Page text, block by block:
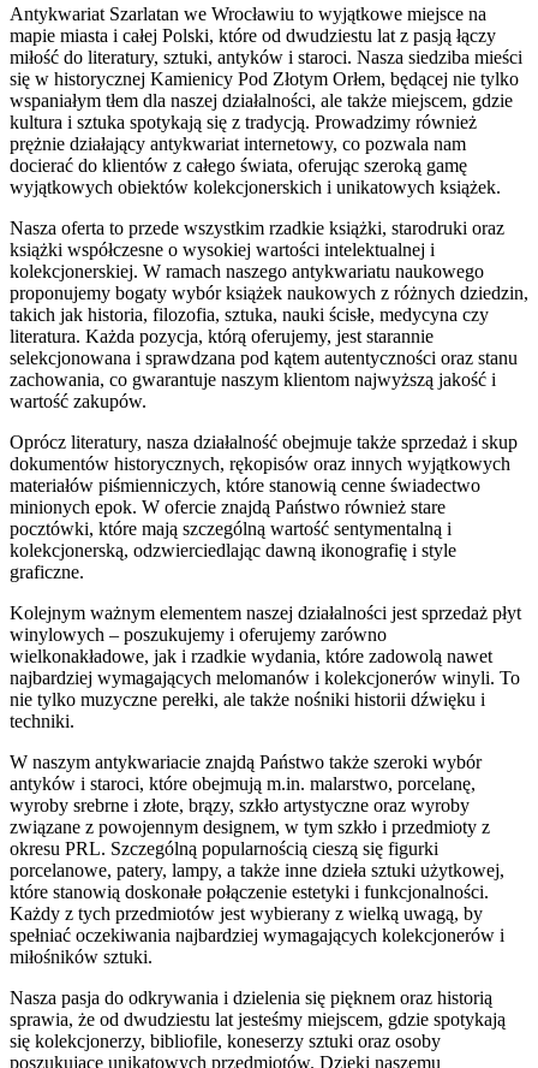
Antykwariat Szarlatan we Wrocławiu to wyjątkowe miejsce na
mapie miasta i całej Polski, które od dwudziestu lat z pasją łączy
miłość do literatury, sztuki, antyków i staroci. Nasza siedziba mieści
się w historycznej Kamienicy Pod Złotym Orłem, będącej nie tylko
wspaniałym tłem dla naszej działalności, ale także miejscem, gdzie
kultura i sztuka spotykają się z tradycją. Prowadzimy również
prężnie działający antykwariat internetowy, co pozwala nam
docierać do klientów z całego świata, oferując szeroką gamę
wyjątkowych obiektów kolekcjonerskich i unikatowych książek.
Nasza oferta to przede wszystkim rzadkie książki, starodruki oraz
książki współczesne o wysokiej wartości intelektualnej i
kolekcjonerskiej. W ramach naszego antykwariatu naukowego
proponujemy bogaty wybór książek naukowych z różnych dziedzin,
takich jak historia, filozofia, sztuka, nauki ścisłe, medycyna czy
literatura. Każda pozycja, którą oferujemy, jest starannie
selekcjonowana i sprawdzana pod kątem autentyczności oraz stanu
zachowania, co gwarantuje naszym klientom najwyższą jakość i
wartość zakupów.
Oprócz literatury, nasza działalność obejmuje także sprzedaż i skup
dokumentów historycznych, rękopisów oraz innych wyjątkowych
materiałów piśmienniczych, które stanowią cenne świadectwo
minionych epok. W ofercie znajdą Państwo również stare
pocztówki, które mają szczególną wartość sentymentalną i
kolekcjonerską, odzwierciedlając dawną ikonografię i style
graficzne.
Kolejnym ważnym elementem naszej działalności jest sprzedaż płyt
winylowych – poszukujemy i oferujemy zarówno
wielkonakładowe, jak i rzadkie wydania, które zadowolą nawet
najbardziej wymagających melomanów i kolekcjonerów winyli. To
nie tylko muzyczne perełki, ale także nośniki historii dźwięku i
techniki.
W naszym antykwariacie znajdą Państwo także szeroki wybór
antyków i staroci, które obejmują m.in. malarstwo, porcelanę,
wyroby srebrne i złote, brązy, szkło artystyczne oraz wyroby
związane z powojennym designem, w tym szkło i przedmioty z
okresu PRL. Szczególną popularnością cieszą się figurki
porcelanowe, patery, lampy, a także inne dzieła sztuki użytkowej,
które stanowią doskonałe połączenie estetyki i funkcjonalności.
Każdy z tych przedmiotów jest wybierany z wielką uwagą, by
spełniać oczekiwania najbardziej wymagających kolekcjonerów i
miłośników sztuki.
Nasza pasja do odkrywania i dzielenia się pięknem oraz historią
sprawia, że od dwudziestu lat jesteśmy miejscem, gdzie spotykają
się kolekcjonerzy, bibliofile, koneserzy sztuki oraz osoby
poszukujące unikatowych przedmiotów. Dzięki naszemu